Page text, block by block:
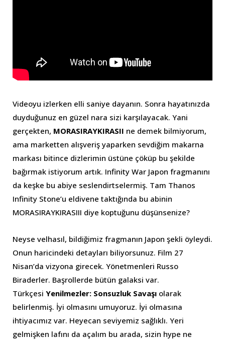
Videoyu izlerken elli saniye dayanın. Sonra hayatınızda
duyduğunuz en güzel nara sizi karşılayacak. Yani
gerçekten, MORASIRAYKIRASII ne demek bilmiyorum,
ama marketten alışveriş yaparken sevdiğim makarna
markası bitince dizlerimin üstüne çöküp bu şekilde
bağırmak istiyorum artık. Infinity War Japon fragmanını
da keşke bu abiye seslendirtselermiş. Tam Thanos
Infinity Stone’u eldivene taktığında bu abinin
MORASIRAYKIRASIII diye koptuğunu düşünsenize?
Neyse velhasıl, bildiğimiz fragmanın Japon şekli öyleydi.
Onun haricindeki detayları biliyorsunuz. Film 27
Nisan’da vizyona girecek. Yönetmenleri Russo
Biraderler. Başrollerde bütün galaksi var.
Türkçesi Yenilmezler: Sonsuzluk Savaşı olarak
belirlenmiş. İyi olmasını umuyoruz. İyi olmasına
ihtiyacımız var. Heyecan seviyemiz sağlıklı. Yeri
gelmişken lafını da açalım bu arada, sizin hype ne